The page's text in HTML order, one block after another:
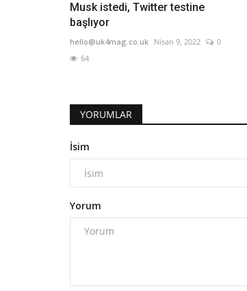
Musk istedi, Twitter testine
başlıyor
hello@uk4mag.co.uk Nisan 9, 2022
0
64
YORUMLAR
İsim
Yorum